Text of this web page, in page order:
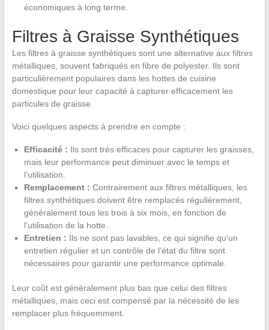
économiques à long terme.
Filtres à Graisse Synthétiques
Les filtres à graisse synthétiques sont une alternative aux filtres
métalliques, souvent fabriqués en fibre de polyester. Ils sont
particulièrement populaires dans les hottes de cuisine
domestique pour leur capacité à capturer efficacement les
particules de graisse.
Voici quelques aspects à prendre en compte :
Efficacité : Ils sont très efficaces pour capturer les graisses,
mais leur performance peut diminuer avec le temps et
l’utilisation.
Remplacement : Contrairement aux filtres métalliques, les
filtres synthétiques doivent être remplacés régulièrement,
généralement tous les trois à six mois, en fonction de
l’utilisation de la hotte.
Entretien : Ils ne sont pas lavables, ce qui signifie qu’un
entretien régulier et un contrôle de l’état du filtre sont
nécessaires pour garantir une performance optimale.
Leur coût est généralement plus bas que celui des filtres
métalliques, mais ceci est compensé par la nécessité de les
remplacer plus fréquemment.